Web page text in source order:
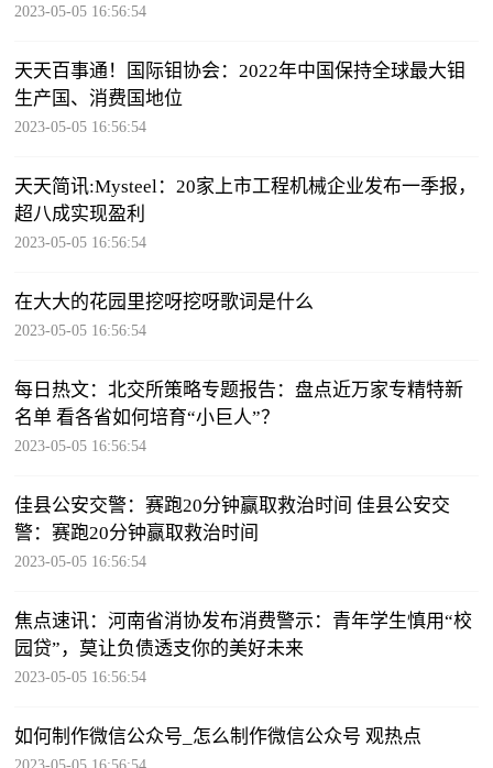
2023-05-05 16:56:54
天天百事通！国际钼协会：2022年中国保持全球最大钼
生产国、消费国地位
2023-05-05 16:56:54
天天简讯:Mysteel：20家上市工程机械企业发布一季报，
超八成实现盈利
2023-05-05 16:56:54
在大大的花园里挖呀挖呀歌词是什么
2023-05-05 16:56:54
每日热文：北交所策略专题报告：盘点近万家专精特新
名单 看各省如何培育“小巨人”？
2023-05-05 16:56:54
佳县公安交警：赛跑20分钟赢取救治时间 佳县公安交
警：赛跑20分钟赢取救治时间
2023-05-05 16:56:54
焦点速讯：河南省消协发布消费警示：青年学生慎用“校
园贷”，莫让负债透支你的美好未来
2023-05-05 16:56:54
如何制作微信公众号_怎么制作微信公众号 观热点